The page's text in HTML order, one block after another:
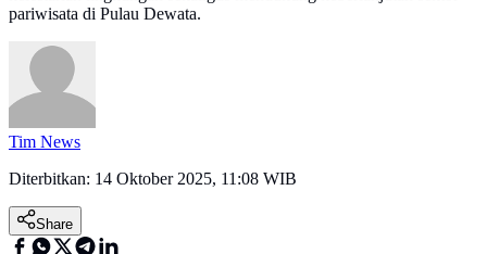
pariwisata di Pulau Dewata.
Tim News
Diterbitkan: 14 Oktober 2025, 11:08 WIB
Share